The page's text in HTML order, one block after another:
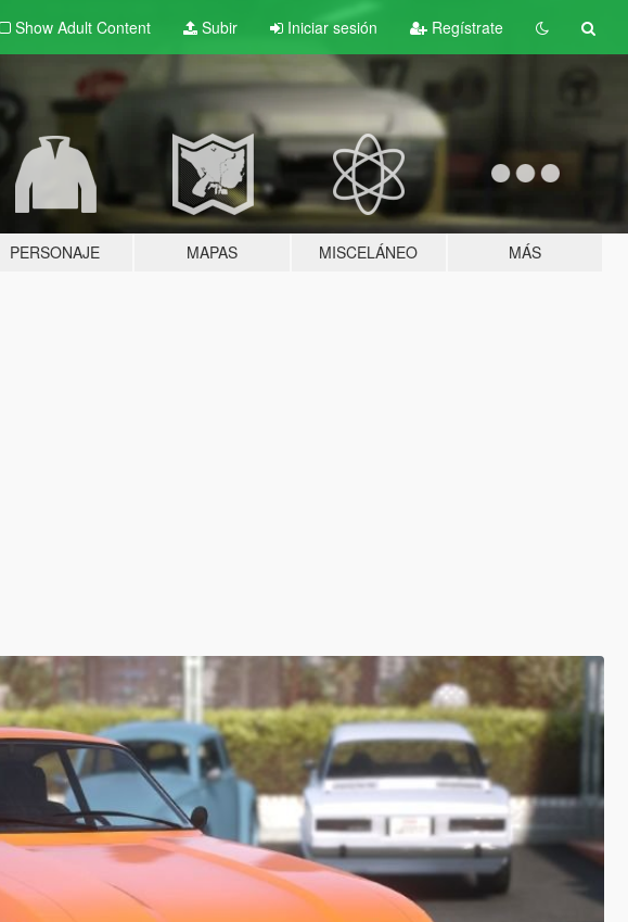
Show Adult Content Subir Iniciar sesión Regístrate
PERSONAJE MAPAS MISCELÁNEO MÁS